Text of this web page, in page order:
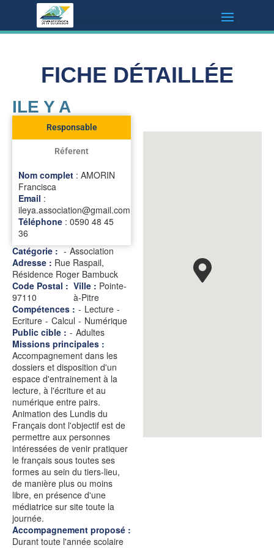
FICHE DÉTAILLÉE
ILE Y A
Responsable
Réferent
Nom complet : AMORIN
Francisca
Email :
ileya.association@gmail.com
Téléphone : 0590 48 45
36
Catégorie :
Association
Adresse : Rue Raspail,
Résidence Roger Bambuck
Code Postal :
97110
Ville : Pointe-
à-Pitre
Compétences : - Lecture -
Ecriture - Calcul - Numérique
Public cible : - Adultes
Missions principales :
Accompagnement dans les
dossiers et disposition d'un
espace d'entrainement à la
lecture, à l'écriture et au
numérique entre pairs.
Animation des Lundis du
Français dont l'objectif est de
permettre aux personnes
intéressées de venir pratiquer
le français sous toutes ses
formes au sein du tiers-lieu,
de manière plus ou moins
libre, en présence d'une
médiatrice sur site toute la
journée.
Accompagnement proposé :
Durant toute l'année scolaire